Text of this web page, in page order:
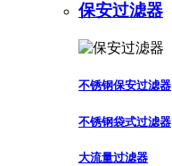
保安过滤器
不锈钢保安过滤器
不锈钢袋式过滤器
大流量过滤器